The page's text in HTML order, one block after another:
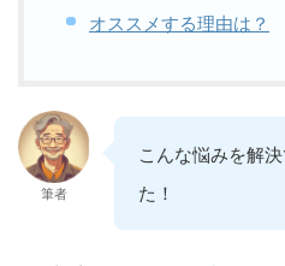
オススメする理由は？
筆者
こんな悩みを解
た！